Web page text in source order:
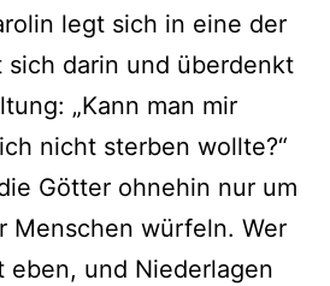
legt sich in eine der
darin und überdenkt
„Kann man mir
nicht sterben wollte?“
Götter ohnehin nur um
Menschen würfeln. Wer
eben, und Niederlagen